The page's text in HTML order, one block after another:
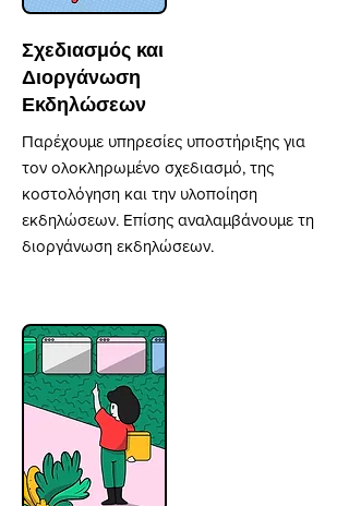
Σχεδιασμός και
Διοργάνωση
Εκδηλώσεων
Παρέχουμε υπηρεσίες υποστήριξης για
τον ολοκληρωμένο σχεδιασμό, της
κοστολόγηση και την υλοποίηση
εκδηλώσεων. Επίσης αναλαμβάνουμε τη
διοργάνωση εκδηλώσεων.